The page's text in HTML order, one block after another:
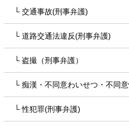
交通事故(刑事弁護)
道路交通法違反(刑事弁護)
盗撮（刑事弁護）
痴漢・不同意わいせつ・不同意
性犯罪(刑事弁護)